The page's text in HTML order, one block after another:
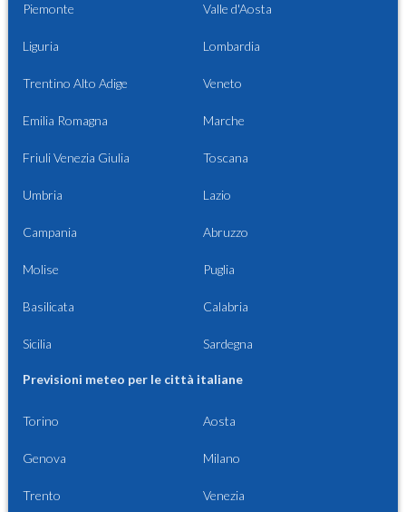
Piemonte Valle d'Aosta
Liguria Lombardia
Trentino Alto Adige Veneto
Emilia Romagna Marche
Friuli Venezia Giulia Toscana
Umbria Lazio
Campania Abruzzo
Molise Puglia
Basilicata Calabria
Sicilia Sardegna
Previsioni meteo per le città italiane
Torino Aosta
Genova Milano
Trento Venezia